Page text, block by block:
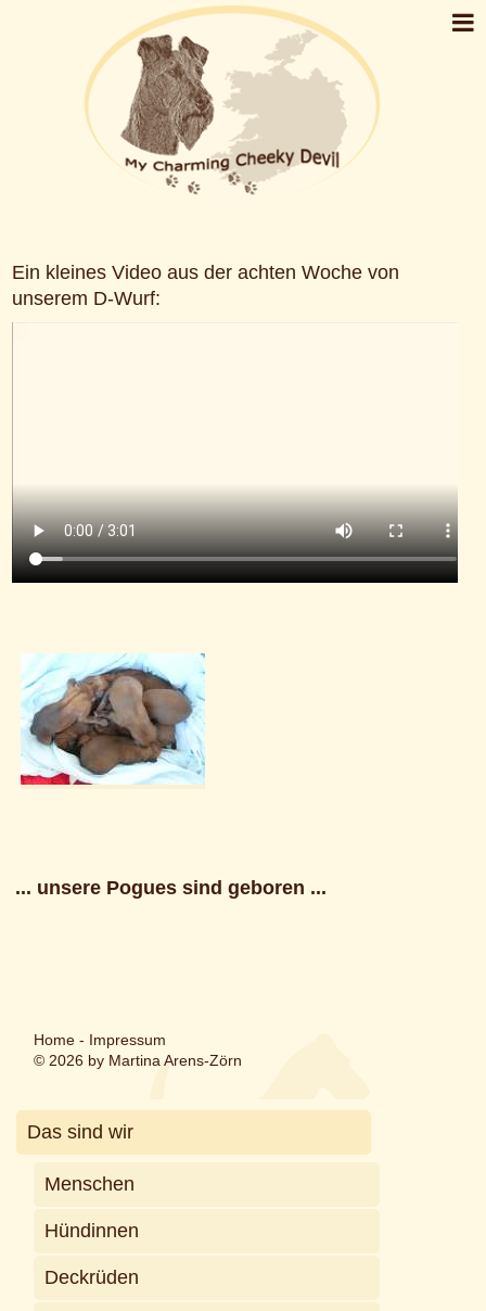
Ein kleines Video aus der achten Woche von
unserem D-Wurf:
... unsere Pogues sind geboren ...
Home- Impressum
© 2026 by Martina Arens-Zörn
Das sind wir
Menschen
Hündinnen
Deckrüden